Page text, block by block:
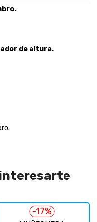
de altura.
interesarte
-17%